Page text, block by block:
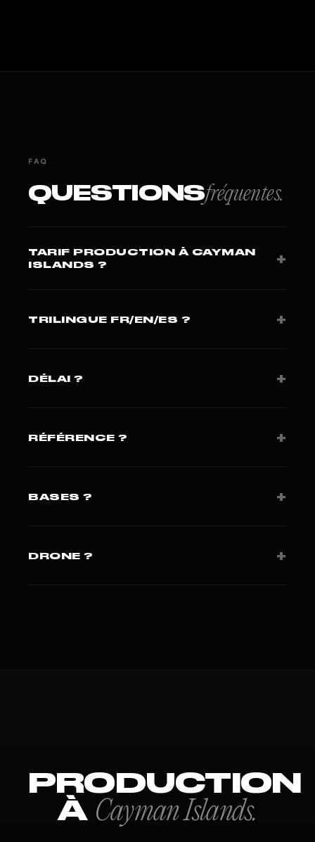
FAQ
QUESTIONSfréquentes.
TARIF PRODUCTION À CAYMAN
ISLANDS ?
+
TRILINGUE FR/EN/ES ? +
DÉLAI ? +
RÉFÉRENCE ? +
BASES ? +
DRONE ? +
PRODUCTION
À Cayman Islands.